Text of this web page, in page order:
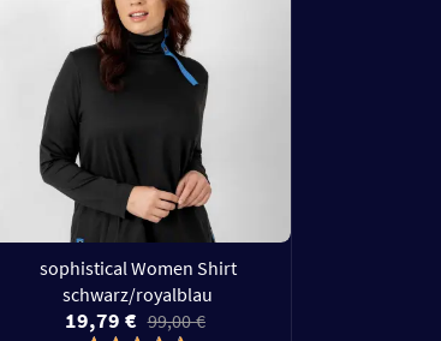
sophistical Women Shirt
schwarz/royalblau
19,79 € 99,00 €